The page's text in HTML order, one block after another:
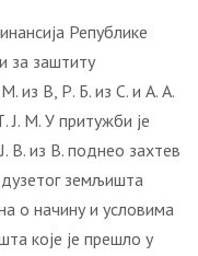
Републике
за заштиту
из В, Р. Б. из С. и А. А.
Ј. М. У притужби је
В. из В. поднео захтев
земљишта
о начину и условима
које је прешло у